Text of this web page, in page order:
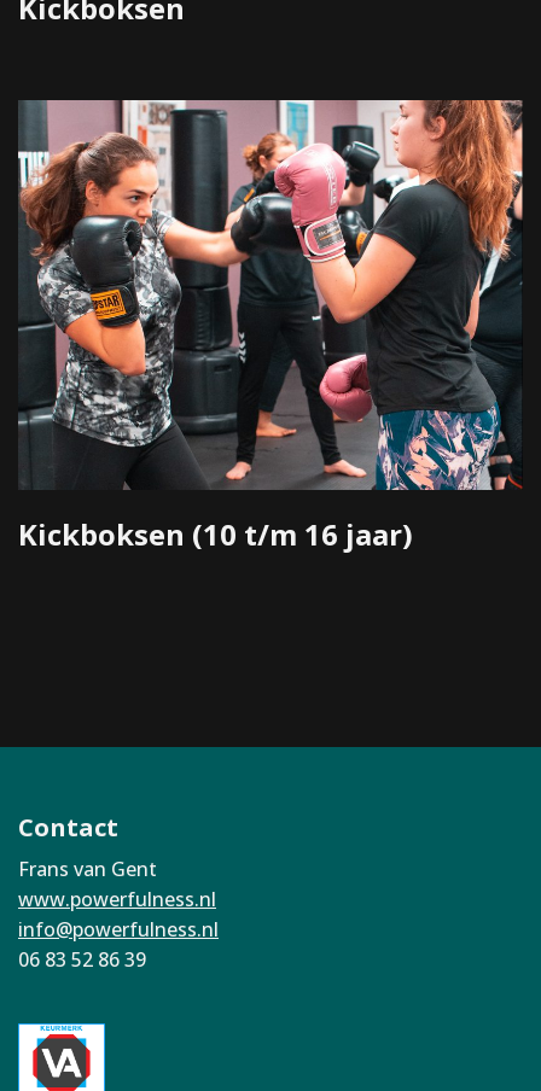
Kickboksen (10 t/m 16 jaar)
Contact
Frans van Gent
www.powerfulness.nl
info@powerfulness.nl
06 83 52 86 39